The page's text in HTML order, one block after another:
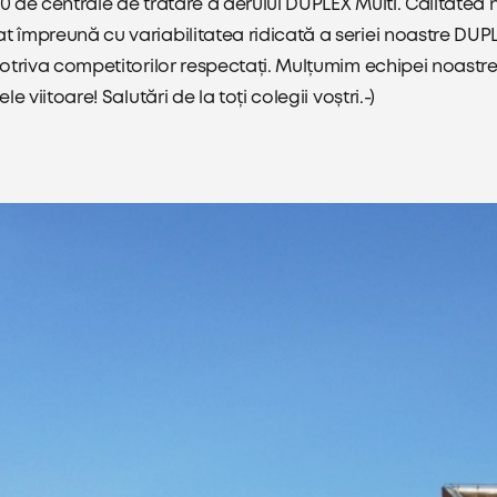
de centrale de tratare a aerului DUPLEX Multi. Calitatea
împreună cu variabilitatea ridicată a seriei noastre
competitorilor respectați. Mulțumim echipei noastre
viitoare! Salutări de la toți colegii voștri.-)